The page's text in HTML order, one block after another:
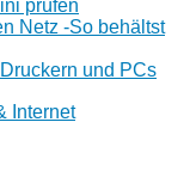
prüfen
Netz -So behältst
und PCs
Internet